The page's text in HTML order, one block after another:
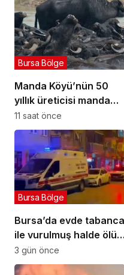
Manda Köyü’nün 50
yıllık üreticisi manda
sucuğu ve yoğurduyla
fark oluşturdu
Bursa Bölge
11 saat önce
Bursa’da evde tabanca
ile vurulmuş halde ölü
bulundu
Bursa Bölge
3 gün önce